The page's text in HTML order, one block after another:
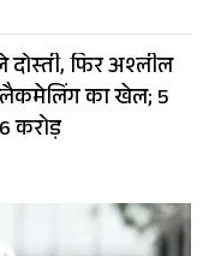
फिर अश्लील
का खेल; 5
करोड़